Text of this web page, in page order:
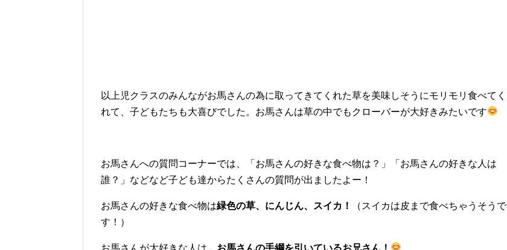
以上児クラスのみんながお馬さんの為に取ってきてくれた草を美味しそうにモリモリ食べてく
れて、子どもたちも大喜びでした。お馬さんは草の中でもクローバーが大好きみたいです
お馬さんへの質問コーナーでは、「お馬さんの好きな食べ物は？」「お馬さんの好きな人は
誰？」などなど子ども達からたくさんの質問が出ましたよー！
お馬さんの好きな食べ物は緑色の草、にんじん、スイカ！
（スイカは皮まで食べちゃうそうで
す！）
お馬さんが大好きな人は、 お馬さんの手綱を引いているお兄さん！